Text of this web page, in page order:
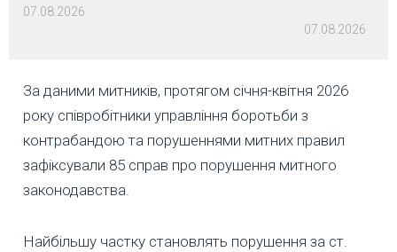
07.08.2026
07.08.2026
За даними митників, протягом січня-квітня 2026
року співробітники управління боротьби з
контрабандою та порушеннями митних правил
зафіксували 85 справ про порушення митного
законодавства.
Найбільшу частку становлять порушення за ст.